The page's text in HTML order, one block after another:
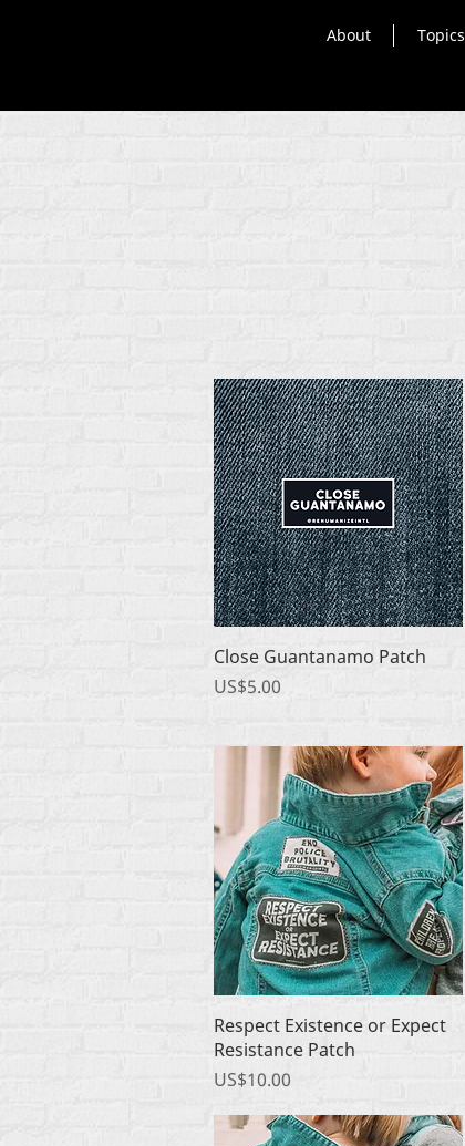
About Topics
快速瀏覽
Close Guantanamo Patch
價格
US$5.00
快速瀏覽
Respect Existence or Expect
Resistance Patch
價格
US$10.00